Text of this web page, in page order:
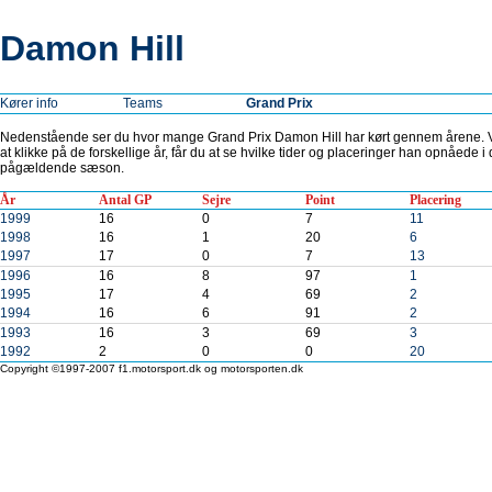
Damon Hill
Kører info Teams Grand Prix
Nedenstående ser du hvor mange Grand Prix Damon Hill har kørt gennem årene.
at klikke på de forskellige år, får du at se hvilke tider og placeringer han opnåede i
pågældende sæson.
År Antal GP Sejre Point
Placering
1999
16 0 7
11
1998
16 1 20
6
1997
17 0 7
13
1996
16 8 97
1
1995
17 4 69
2
1994
16 6 91
2
1993
16 3 69
3
1992
2 0 0 20
Copyright ©1997-2007 f1.motorsport.dk og motorsporten.dk